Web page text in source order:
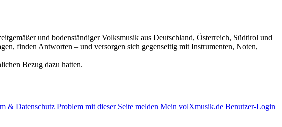
und bodenständiger Volksmusik aus Deutschland, Österreich, Südtirol und
finden Antworten – und versorgen sich gegenseitig mit Instrumenten, Noten,
Bezug dazu hatten.
& Datenschutz Problem mit dieser Seite melden Mein volXmusik.de Benutzer-Login